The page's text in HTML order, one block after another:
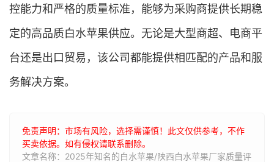
控能力和严格的质量标准，能够为采购商提供长期稳
定的高品质白水苹果供应。无论是大型商超、电商平
台还是出口贸易，该公司都能提供相匹配的产品和服
务解决方案。
免责声明：市场有风险，选择需谨慎！此文仅供参考，不作
买卖依据。如有侵权请联系删除。
文章名称：2025年知名的白水苹果/陕西白水苹果厂家质量评